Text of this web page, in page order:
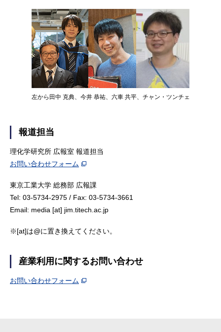
左から田中 克典、今井 恭祐、六車 共平、チャン・ツンチェ
報道担当
理化学研究所 広報室 報道担当
お問い合わせフォーム
東京工業大学 総務部 広報課
Tel: 03-5734-2975 / Fax: 03-5734-3661
Email: media [at] jim.titech.ac.jp
※[at]は@に置き換えてください。
産業利用に関するお問い合わせ
お問い合わせフォーム